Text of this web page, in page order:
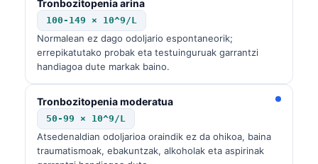
Tronbozitopenia arina
100-149 × 10^9/L
Normalean ez dago odoljario espontaneorik;
errepikatutako probak eta testuinguruak garrantzi
handiagoa dute markak baino.
Tronbozitopenia moderatua
50-99 × 10^9/L
Atsedenaldian odoljarioa oraindik ez da ohikoa, baina
traumatismoak, ebakuntzak, alkoholak eta aspirinak